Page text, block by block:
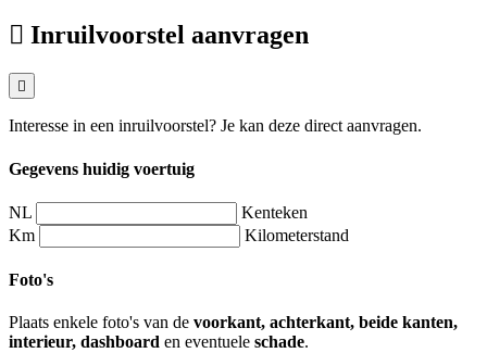
Inruilvoorstel aanvragen
Interesse in een inruilvoorstel? Je kan deze direct aanvragen.
Gegevens huidig voertuig
NL
Kenteken
Km
Kilometerstand
Foto's
Plaats enkele foto's van de voorkant, achterkant, beide kanten,
interieur, dashboard en eventuele schade.